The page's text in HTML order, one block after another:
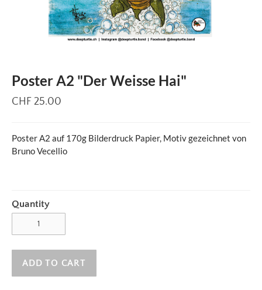
Poster A2 "Der Weisse Hai"
CHF 25.00
Poster A2 auf 170g Bilderdruck Papier, Motiv gezeichnet von
Bruno Vecellio
Quantity
ADD TO CART